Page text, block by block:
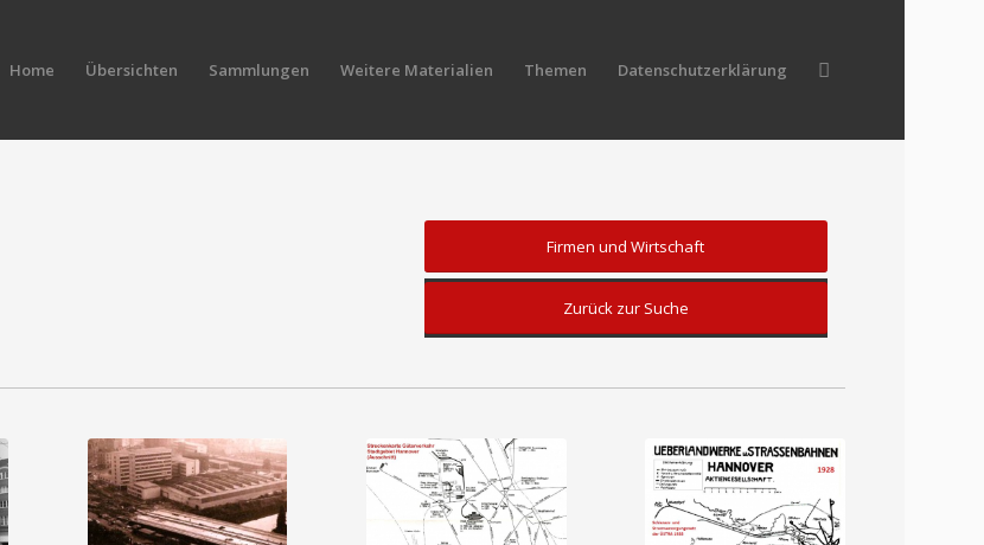
Home Übersichten Sammlungen Weitere Materialien Themen Datenschutzerklärung
Firmen und Wirtschaft
Zurück zur Suche